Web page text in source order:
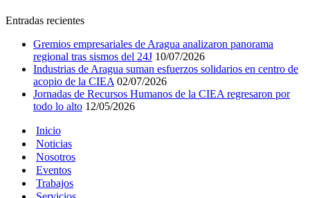
Entradas recientes
Gremios empresariales de Aragua analizaron panorama
regional tras sismos del 24J 10/07/2026
Industrias de Aragua suman esfuerzos solidarios en centro de
acopio de la CIEA 02/07/2026
Jornadas de Recursos Humanos de la CIEA regresaron por
todo lo alto 12/05/2026
Inicio
Noticias
Nosotros
Eventos
Trabajos